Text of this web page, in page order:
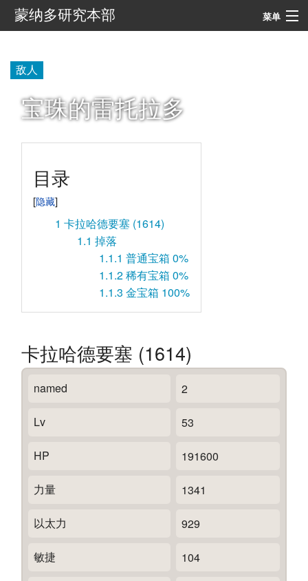
蒙纳多研究本部 菜单
敌人
宝珠的雷托拉多
目录
1 卡拉哈德要塞 (1614)
1.1 掉落
1.1.1 普通宝箱 0%
1.1.2稀有宝箱 0%
1.1.3 金宝箱 100%
卡拉哈德要塞 (1614)
named 2
Lv 53
HP 191600
力量 1341
以太力 929
敏捷 104